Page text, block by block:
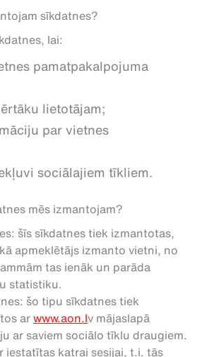
sīkdatnes?
lai:
pamatpakalpojuma
lietotājam;
par vietnes
sociālajiem tīkliem.
mēs izmantojam?
šīs sīkdatnes tiek izmantotas,
apmeklētājs izmanto vietni, no
tas ienāk un parāda
statistiku.
šo tipu sīkdatnes tiek
arwww.aon.lv mājaslapā
ar saviem sociālo tīklu draugiem.
iestatītas katrai sesijai, t.i. tās